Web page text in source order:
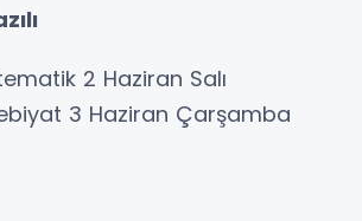
2 Haziran Salı
3 Haziran Çarşamba